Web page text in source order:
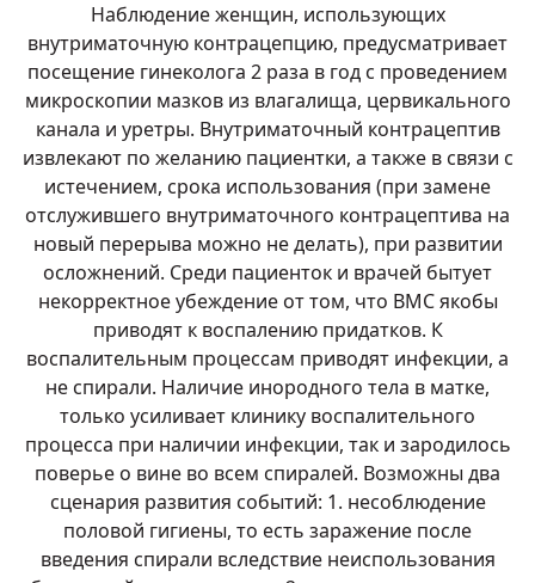
Наблюдение женщин, использующих
внутриматочную контрацепцию, предусматривает
посещение гинеколога 2 раза в год с проведением
микроскопии мазков из влагалища, цервикального
канала и уретры. Внутриматочный контрацептив
извлекают по желанию пациентки, а также в связи с
истечением, срока использования (при замене
отслужившего внутриматочного контрацептива на
новый перерыва можно не делать), при развитии
осложнений. Среди пациенток и врачей бытует
некорректное убеждение от том, что ВМС якобы
приводят к воспалению придатков. К
воспалительным процессам приводят инфекции, а
не спирали. Наличие инородного тела в матке,
только усиливает клинику воспалительного
процесса при наличии инфекции, так и зародилось
поверье о вине во всем спиралей. Возможны два
сценария развития событий: 1. несоблюдение
половой гигиены, то есть заражение после
введения спирали вследствие неиспользования